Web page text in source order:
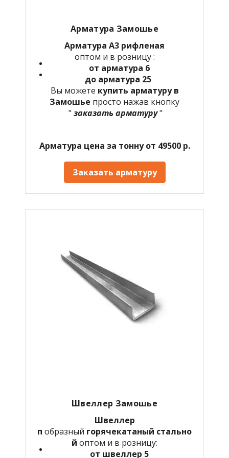
Арматура Замошье
Арматура А3 рифленая
оптом и в розницу :
от арматура 6
до арматура 25
Вы можете купить арматуру в
Замошье просто нажав кнопку
" заказать арматуру"
Арматура цена за тонну от 49500 р.
Заказать арматуру
Швеллер Замошье
Швеллер
п образный горячекатаный стально
й оптом и в розницу:
от швеллер 5